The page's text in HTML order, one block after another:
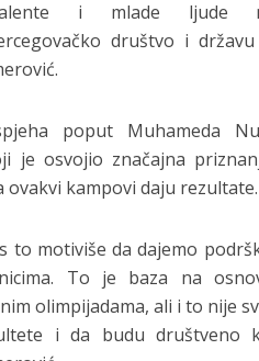
i mlade ljude
društvo i
poput Muhameda
je osvojio značajna
ovakvi kampovi daju rezultate.
to motiviše da dajemo
To je baza na
olimpijadama, ali i to nije
i da budu društveno